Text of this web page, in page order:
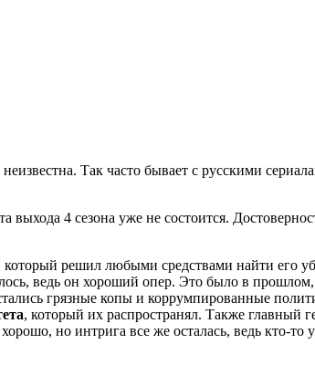
Так часто бывает с русскими
выхода 4 сезона уже не состоится.
который решил любыми средствами найти
ведь он хороший опер. Это было в
грязные копы и коррумпированные
, который их распространял. Также главный
но интрига все же осталась, ведь кто-